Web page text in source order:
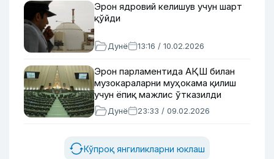
Эрон ядровий келишув учун шарт
қўйди
Дунё 13:16 / 10.02.2026
Эрон парламентида АҚШ билан
музокараларни муҳокама қилиш
учун ёпиқ мажлис ўтказилди
Дунё 23:33 / 09.02.2026
Кўпроқ янгиликларни юклаш